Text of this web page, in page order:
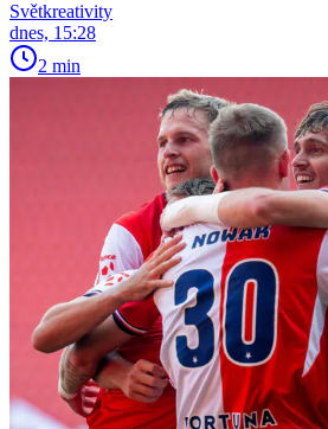
Světkreativity
dnes, 15:28
2 min